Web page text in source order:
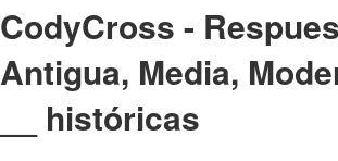
CodyCross -
Antigua, Media,
__ históricas